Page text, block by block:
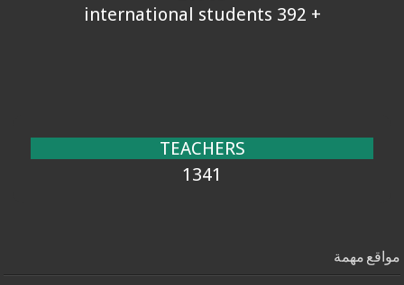
+ 392 international students
TEACHERS
1341
مواقع مهمة